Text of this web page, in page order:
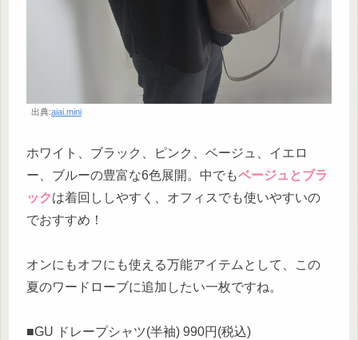
出典:aiai.mini
ホワイト、ブラック、ピンク、ベージュ、イエロ
ー、ブルーの豊富な6色展開。中でもベージュとブラ
ックは着回ししやすく、オフィスでも使いやすいの
でおすすめ！
オンにもオフにも使える万能アイテムとして、この
夏のワードローブに追加したい一枚ですね。
■GU ドレープシャツ(半袖) 990円(税込)